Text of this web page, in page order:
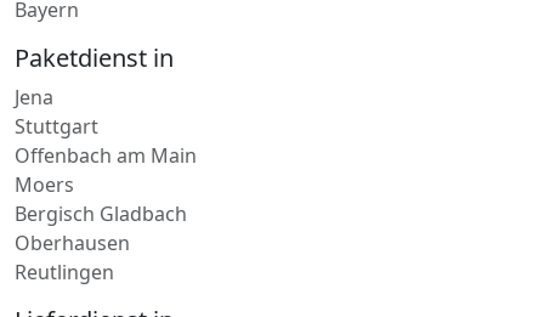
Paketdienst in
Jena
Stuttgart
Offenbach am Main
Moers
Bergisch Gladbach
Oberhausen
Reutlingen
Lieferdienst in